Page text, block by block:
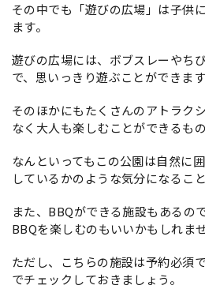
その中でも「遊びの広場」は子供
ます。
遊びの広場には、ボブスレーやち
で、思いっきり遊ぶことができます
そのほかにもたくさんのアトラク
なく大人も楽しむことができるも
なんといってもこの公園は自然に
しているかのような気分になるこ
また、BBQができる施設もあるの
BBQを楽しむのもいいかもしれま
ただし、こちらの施設は予約必須
でチェックしておきましょう。